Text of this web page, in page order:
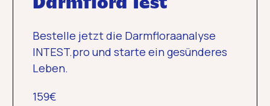
Darmflora Test
Bestelle jetzt die Darmfloraanalyse
INTEST.pro und starte ein gesünderes
Leben.
159€